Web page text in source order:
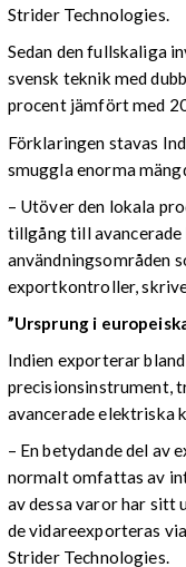
Strider Technologies.
Sedan den fullskaliga
svensk teknik med
procent jämfört med
Förklaringen stavas
smuggla enorma
– Utöver den lokala
tillgång till avancerade
användningsområden
exportkontroller,
”Ursprung i
Indien exporterar
precisionsinstrument,
avancerade elektriska
– En betydande del av
normalt omfattas av
av dessa varor har sitt
de vidareexporteras
Strider Technologies.